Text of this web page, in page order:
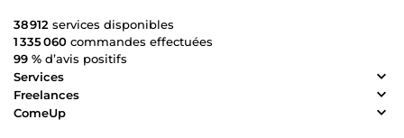
38 912 services disponibles
1 335 060 commandes effectuées
99 % d’avis positifs
Services
Freelances
ComeUp